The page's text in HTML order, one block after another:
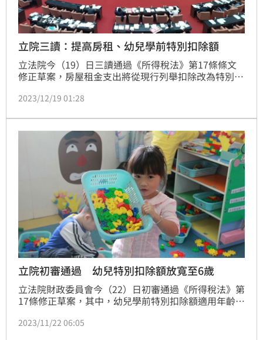
立院三讀：提高房租、幼兒學前特別扣除額
立法院今（19）日三讀通過《所得稅法》第17條條文
修正草案，房屋租金支出將從現行列舉扣除改為特別扣
外，擴大幼兒學前特別扣除適用年齡，由5歲以下修正
名子女每年15萬元，第二名以上子女每年22萬5000
元，並刪除排富條款。明年元月起適用，納稅人後年5
月申報綜所稅時即可享受相關優惠。
2023/12/19 01:28
立院初審通過 幼兒特別扣除額放寬至6歲
立法院財政委員會今（22）日初審通過《所得稅法》第
17條修正草案，其中，幼兒學前特別扣除額適用年齡從
多扣愈多尚待協商。至於有立委建議，應刪除排富規
2023/11/22 06:05